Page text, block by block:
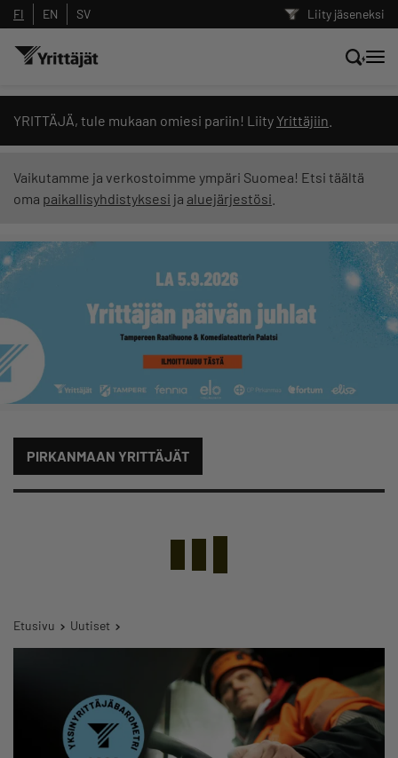
Liity jäseneksi
FI EN SV
YRITTÄJÄ, tule mukaan omiesi pariin! Liity Yrittäjiin
Vaikutamme ja verkostoimme ympäri Suomea! Etsi täältä
oma paikallisyhdistyksesi ja aluejärjestösi
PIRKANMAAN YRITTÄJÄT
Etusivu Uutiset
Hae sivustolta tai kysy suoraan
Yrittäjien tekoälyltä
Suodata hakutuloksia: näytä kaikki sisältö